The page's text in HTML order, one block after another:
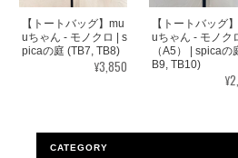
【トートバッグ】mu
uちゃん - モノクロ | s
picaの庭 (TB7, TB8)
¥3,850
【トートバッグ
uちゃん - モノク
（A5） | spicaの
B9, TB10)
CATEGORY